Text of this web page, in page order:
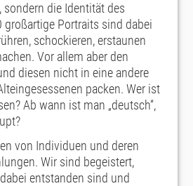
die Identität des
großartige Portraits sind dabei
schockieren, erstaunen
Vor allem aber den
diesen nicht in eine andere
packen. Wer ist
Ab wann ist man „deutsch“,
von Individuen und deren
Wir sind begeistert,
entstanden sind und